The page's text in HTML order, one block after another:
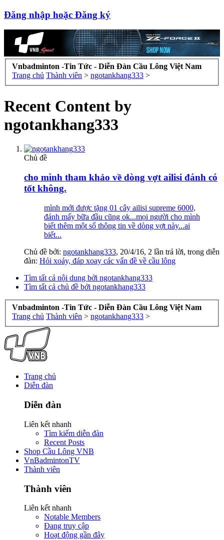
Đăng nhập hoặc Đăng ký
Vnbadminton -Tin Tức - Diễn Đàn Cầu Lông Việt Nam
Trang chủ Thành viên > ngotankhang333 >
Recent Content by
ngotankhang333
Chủ đề
cho mình tham khảo về dòng vợt ailisi đánh có
tốt không.
mình mới được tặng 01 cây ailisi supreme 6000,
đánh mấy bữa đầu cũng ok...mọi người cho mình
biết thêm một số thông tin về dòng vợt này...ai
biết...
Chủ đề bởi: ngotankhang333, 20/4/16, 2 lần trả lời, trong diễn
đàn: Hỏi xoáy, đáp xoay các vấn đề về cầu lông
Tìm tất cả nội dung bởi ngotankhang333
Tìm tất cả chủ đề bởi ngotankhang333
Vnbadminton -Tin Tức - Diễn Đàn Cầu Lông Việt Nam
Trang chủ Thành viên > ngotankhang333 >
Trang chủ
Diễn đàn
Diễn đàn
Liên kết nhanh
Tìm kiếm diễn đàn
Recent Posts
Shop Cầu Lông VNB
VnBadmintonTV
Thành viên
Thành viên
Liên kết nhanh
Notable Members
Đang truy cập
Hoạt động gần đây